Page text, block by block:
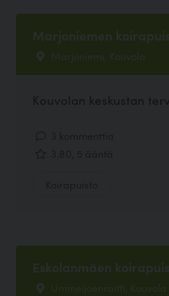
Marjoniemen
Marjoniemi, Kouvola
Kouvolan keskustan
Eskolanmäen
Ummeljoenraitti, Kouvola